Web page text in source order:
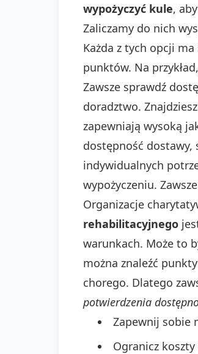
wypożyczyć kule,
Zaliczamy do nich
Każda z tych opcji
punktów. Na
Zawsze sprawdź
doradztwo.
zapewniają wysoką
dostępność dostawy,
indywidualnych
wypożyczeniu.
Organizacje
rehabilitacyjnego
warunkach. Może to
można znaleźć
chorego. Dlatego
potwierdzenia
Zapewnij sobie
Ogranicz